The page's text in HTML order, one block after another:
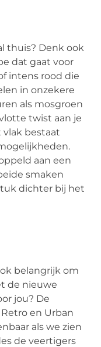
thuis? Denk ook
dat gaat voor
intens rood die
in onzekere
als mosgroen
twist aan je
bestaat
aan een
smaken
dichter bij het
belangrijk om
de nieuwe
jou? De
en Urban
als we zien
de veertigers